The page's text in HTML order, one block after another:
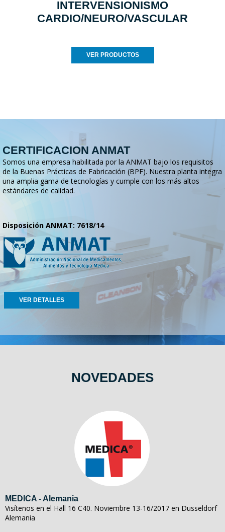
INTERVENSIONISMO
CARDIO/NEURO/VASCULAR
VER PRODUCTOS
CERTIFICACION ANMAT
Somos una empresa habilitada por la ANMAT bajo los requisitos
de la Buenas Prácticas de Fabricación (BPF). Nuestra planta integra
una amplia gama de tecnologías y cumple con los más altos
estándares de calidad.
Disposición ANMAT: 7618/14
VER DETALLES
NOVEDADES
MEDICA - Alemania
Visítenos en el Hall 16 C40. Noviembre 13-16/2017 en Dusseldorf
Alemania